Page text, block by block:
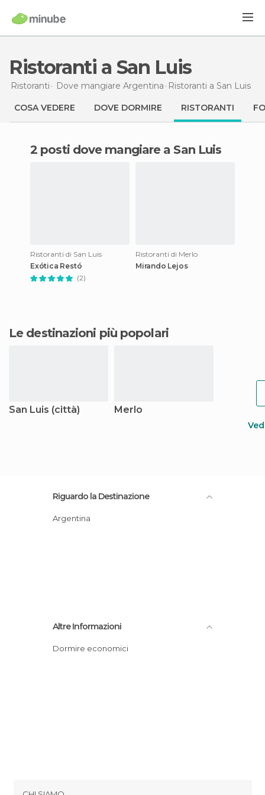
Ristoranti a San Luis
Ristoranti Dove mangiare Argentina Ristoranti a San Luis
COSA VEDERE DOVE DORMIRE RISTORANTI
2 posti dove mangiare a San Luis
Ristoranti di San Luis
Exótica Restó
(2)
Ristoranti di Merlo
Mirando Lejos
Le destinazioni più popolari
San Luis (città) Merlo
Riguardo la Destinazione
Argentina
Altre Informazioni
Dormire economici